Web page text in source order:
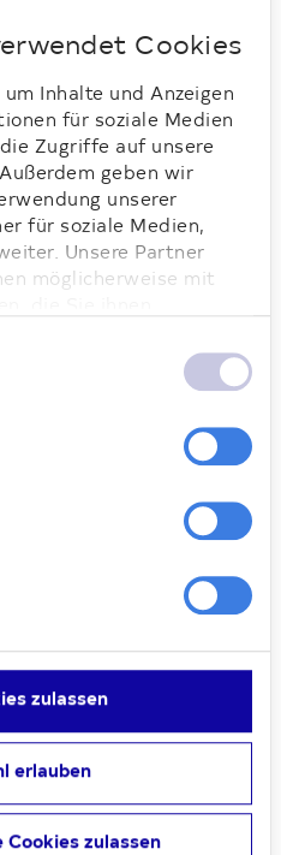
Cookies
Inhalte und Anzeigen
für soziale Medien
Zugriffe auf unsere
geben wir
unserer
für soziale Medien,
Unsere Partner
möglicherweise mit
haben. Weitere
Sie hier.
zulassen
erlauben
Cookies zulassen
Deutsche Wohnen
besuchten,
dass derzeit
an Spenden eingeht,
würde, um
kurzerhand eine
Haus durchgehend
und vollständige
liebevoll in Kartons
übergeben wurde:
128 Hosen, 345
23 Jacken und 38
Frau Rother und